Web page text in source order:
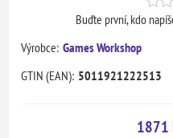
Buďte první, kdo
Výrobce: Games Workshop
GTIN (EAN): 5011921222513
1871